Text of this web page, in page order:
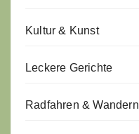
Kultur & Kunst
Leckere Gerichte
Radfahren & Wandern